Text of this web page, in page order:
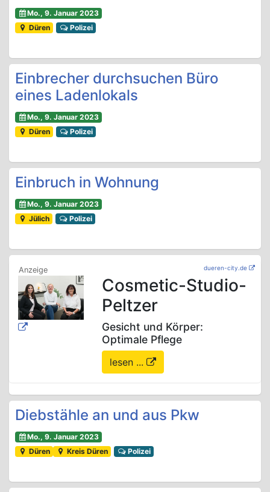
Mo., 9. Januar 2023
Düren
Polizei
Einbrecher durchsuchen Büro
eines Ladenlokals
Mo., 9. Januar 2023
Düren
Polizei
Einbruch in Wohnung
Mo., 9. Januar 2023
Jülich
Polizei
dueren-city.de
Cosmetic-Studio-
Peltzer
Gesicht und Körper:
Optimale Pflege
lesen ...
Diebstähle an und aus Pkw
Mo., 9. Januar 2023
Düren
Kreis Düren Polizei